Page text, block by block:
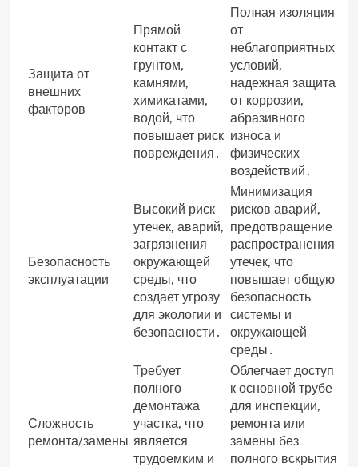
Защита от
внешних
факторов
Прямой
контакт с
грунтом,
камнями,
химикатами,
водой, что
повышает риск
повреждения․
Полная изоляция
от
неблагоприятных
условий,
надежная защита
от коррозии,
абразивного
износа и
физических
воздействий․
Безопасность
эксплуатации
Высокий риск
утечек, аварий,
загрязнения
окружающей
среды, что
создает угрозу
для экологии и
безопасности․
Минимизация
рисков аварий,
предотвращение
распространения
утечек, что
повышает общую
безопасность
системы и
окружающей
среды․
Сложность
ремонта/замены
Требует
полного
демонтажа
участка, что
является
трудоемким и
Облегчает доступ
к основной трубе
для инспекции,
ремонта или
замены без
полного вскрытия